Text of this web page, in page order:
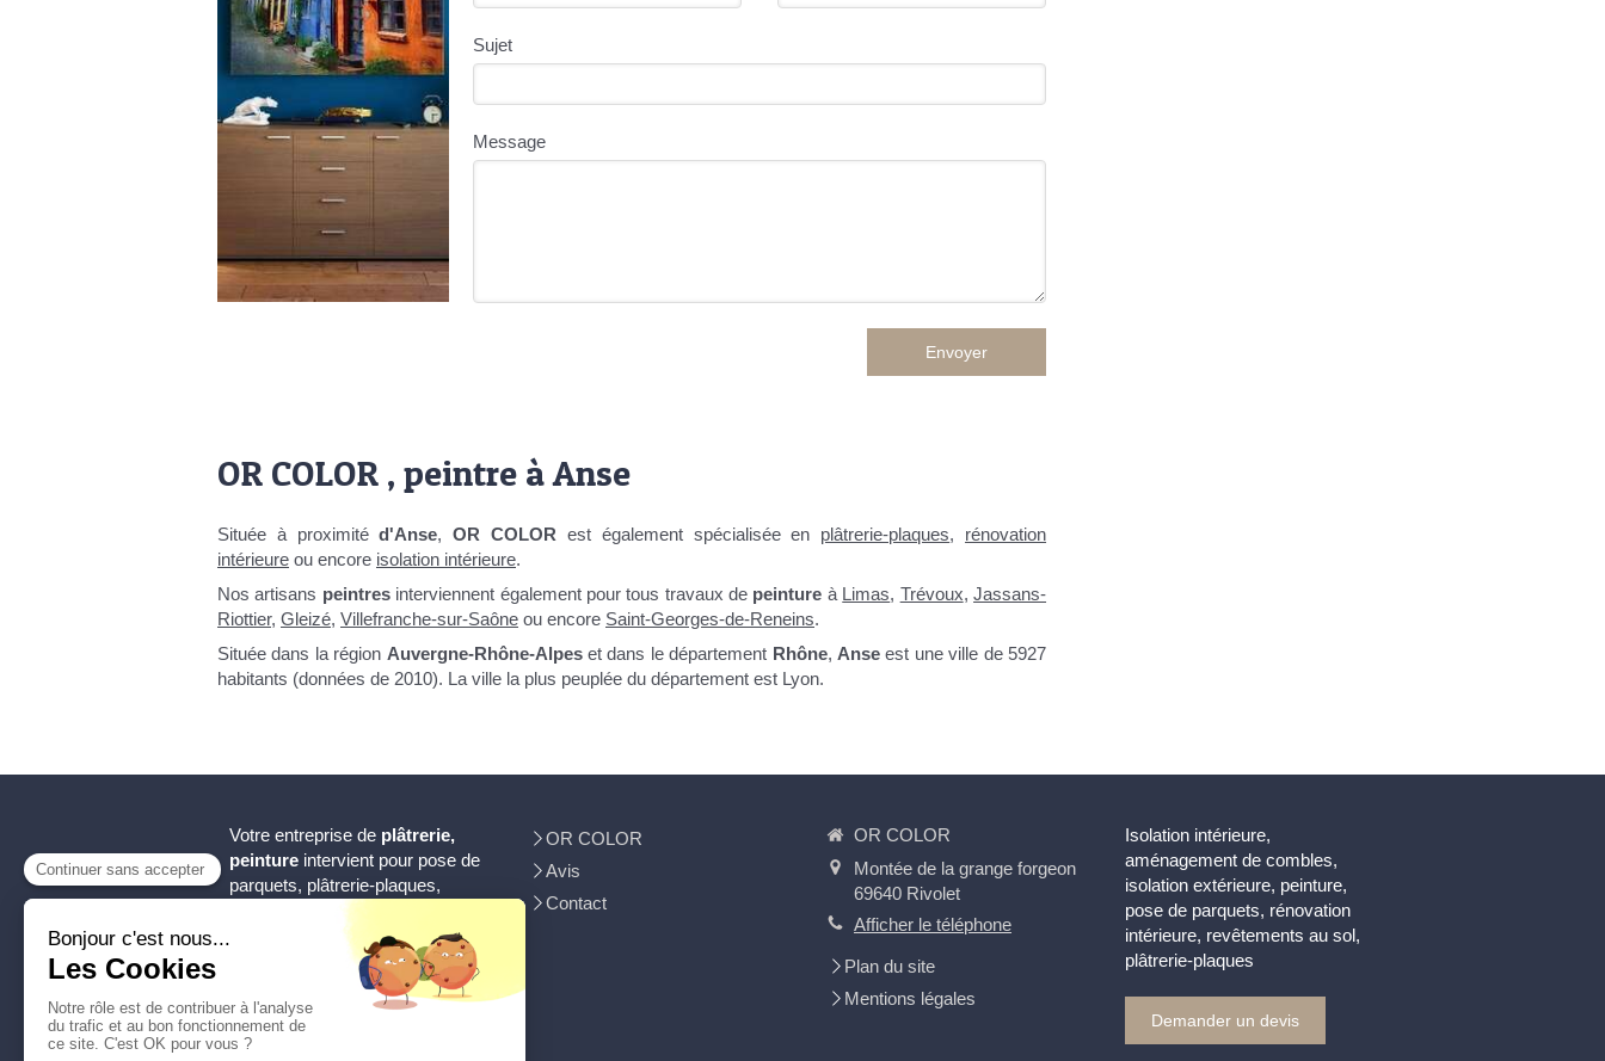
Sujet
Message
Envoyer
OR COLOR , peintre à Anse
Située à proximitéd'Anse,OR COLOR est également spécialisée en plâtrerie-plaques, rénovation
intérieure ou encore isolation intérieure.
Nos artisans peintresinterviennent également pour tous travaux de peinture à Limas, Trévoux,Jassans-
Riottier, Gleizé, Villefranche-sur-Saône ou encore Saint-Georges-de-Reneins.
Située dans la région Auvergne-Rhône-Alpeset dans le département Rhône, Anse est une ville de 5927
habitants (données de 2010). La ville la plus peuplée du département est Lyon.
Votre entreprise de plâtrerie,
peinture intervient pour pose de
parquets, plâtrerie-plaques,
intérieure, aménagement de
combles, isolation extérieure,
revêtements au sol, peinture.
OR COLOR
Villefranche-sur-Saône, Tarare,
OR COLOR
Avis
Contact
OR COLOR
Montée de la grange forgeon
69640 Rivolet
Afficher le téléphone
Plan du site
Mentions légales
Isolation intérieure,
aménagement de combles,
isolation extérieure, peinture,
pose de parquets, rénovation
intérieure, revêtements au sol,
plâtrerie-plaques
Demander un devis